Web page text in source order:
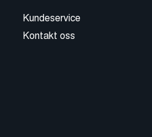
Kundeservice
Kontakt oss